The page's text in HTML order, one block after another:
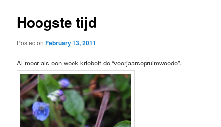
Hoogste tijd
Posted onFebruary 13, 2011
Al meer als een week kriebelt de “voorjaarsopruimwoede”.